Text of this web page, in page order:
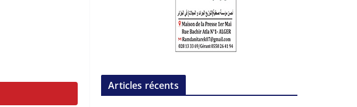
Articles récents